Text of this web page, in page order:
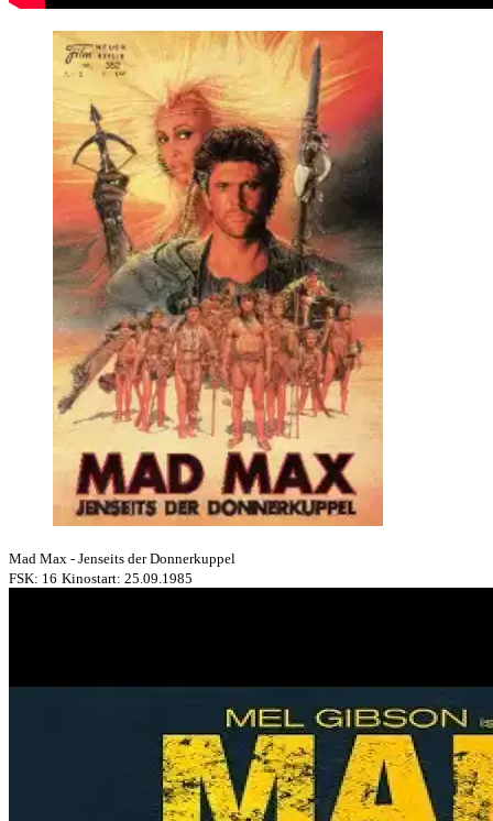
Mad Max - Jenseits der Donnerkuppel
FSK: 16 Kinostart: 25.09.1985